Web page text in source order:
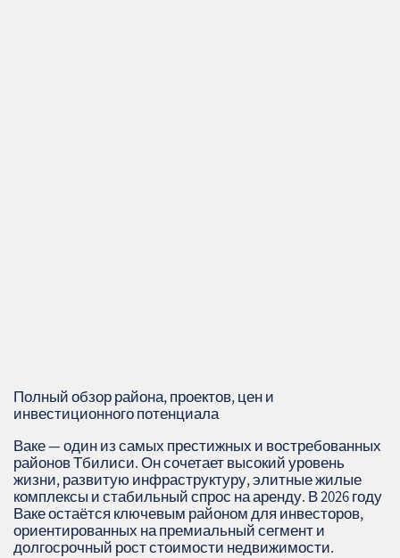
Полный обзор района, проектов, цен и
инвестиционного потенциала
Ваке — один из самых престижных и востребованных
районов Тбилиси. Он сочетает высокий уровень
жизни, развитую инфраструктуру, элитные жилые
комплексы и стабильный спрос на аренду. В 2026 году
Ваке остаётся ключевым районом для инвесторов,
ориентированных на премиальный сегмент и
долгосрочный рост стоимости недвижимости.